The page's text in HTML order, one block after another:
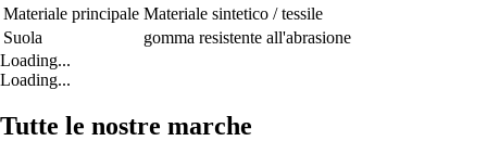
Materiale principale Materiale sintetico / tessile
Suola
gomma resistente all'abrasione
Loading...
Loading...
Tutte le nostre marche